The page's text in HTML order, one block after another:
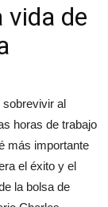
vida de
sobrevivir al
horas de trabajo
más importante
el éxito y el
la bolsa de